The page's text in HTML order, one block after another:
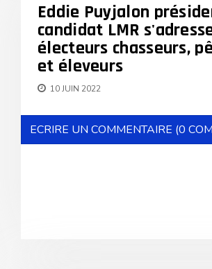
Eddie Puyjalon
candidat LMR
électeurs chasseurs,
et éleveurs
10 JUIN 2022
ECRIRE UN COMMENTAIRE (0